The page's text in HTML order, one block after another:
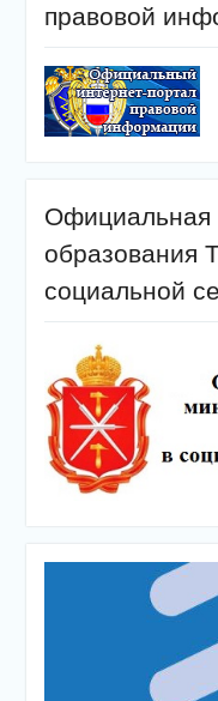
правовой
Официальная
образования
социальной